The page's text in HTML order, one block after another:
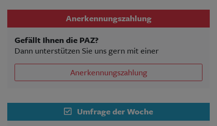
Anerkennungszahlung
Gefällt Ihnen die PAZ?
Dann unterstützen Sie uns gern mit einer
Anerkennungszahlung
Umfrage der Woche